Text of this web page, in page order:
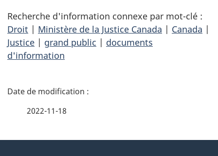
Recherche d'information connexe par mot-clé :
Droit | Ministère de la Justice Canada | Canada |
Justice | grand public | documents
d'information
D
2022-11-18